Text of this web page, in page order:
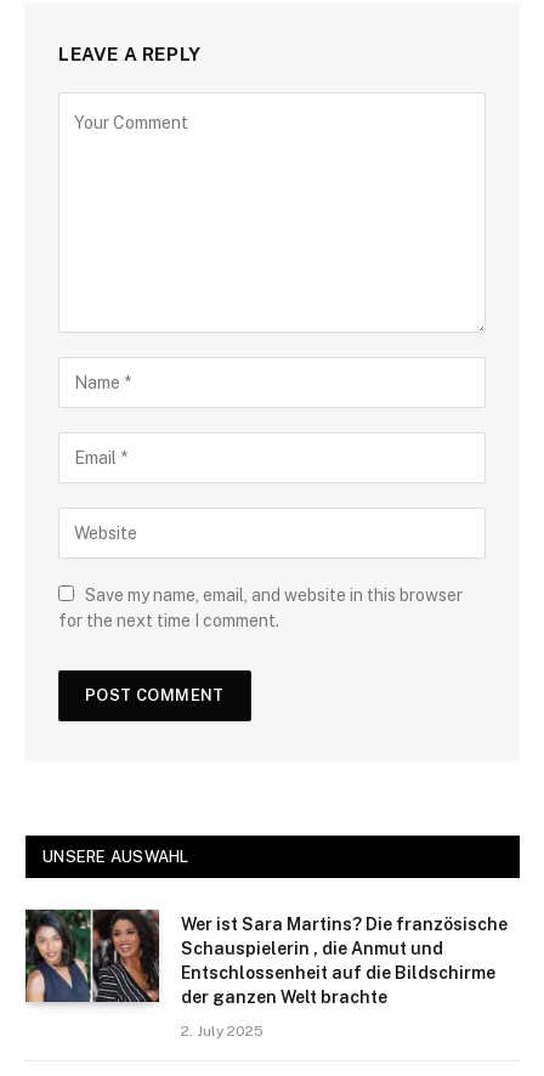
LEAVE A REPLY
Save my name, email, and website in this browser
for the next time I comment.
UNSERE AUSWAHL
Wer ist Sara Martins? Die französische
Schauspielerin , die Anmut und
Entschlossenheit auf die Bildschirme
der ganzen Welt brachte
2. July 2025